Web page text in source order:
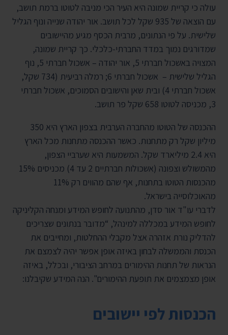
עולה כי קריית שמונה היא העיר הכי מניבה לטוטו ברמת תושב,
עם הוצאה של 935 שקל לכל תושב. אור יהודה שנייה ונוף הגליל
שלישית. על פי הנתונים, מרבית הכסף מגיע מהיישובים
שמדורגים נמוך במדד החברתי-כלכלי. כך קריית שמונה,
המצויה באשכול חברתי 5, א
ור יהודה – אשכול חברתי 5, נוף
הגליל שלישית – אשכול חברתי 6; רמלה רביעית (734 שקל,
אשכול חברתי 4) ובית שאן והישובים הסמוכים, אשכול חברתי
3, מכניסה לטוטו 658 שקל פר תושב.
ההכנסה של הטוטו מהחברה הערבית בצפון הארץ היא 350
מיליון שקל רק מתחנות. כאשר ההכנסה מתחנות מכל הארץ
היא 2.4 מיליארד שקל. המשמעות היא שערביי הצפון,
מהמשולש וצפונה (אשכולות חברתיים 2 עד 4) מכניסים 15%
מהכנסות הטוטו בתחנות, אף שהם מהווים רק 11%
מהאוכלוסייה בישראל.
לדברי עו"ד אור סדן, מהתנועה לחופש המידע ומנחה הקליניקה
לחופש המידע במכללה למינהל, “מדובר בנתונים שצריכים
להדליק נורת אזהרה אצל מקבלי ההחלטות, ומחייבים את
הכנסת והממשלה לבחון באיזה אופן אפשר יהיה לצמצם את
הנראות של תחנות ההימורים במרחב הציבורי, ובכלל, באיזה
אופן מצמצמים את תופעת ההימורים". הנה המידע שקיבלנו:
הכנסות לפי יישובים